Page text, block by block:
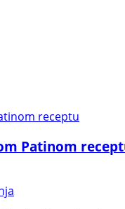
Patinom